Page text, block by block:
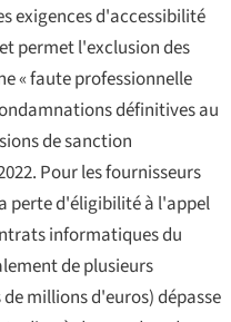
exigences d'accessibilité
permet l'exclusion des
« faute professionnelle
définitives au
de sanction
Pour les fournisseurs
perte d'éligibilité à l'appel
informatiques du
de plusieurs
millions d'euros) dépasse